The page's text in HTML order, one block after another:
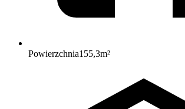
Powierzchnia155,3m²